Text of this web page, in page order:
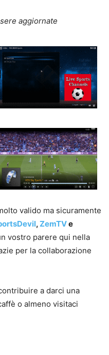
aggiornate
valido ma sicuramente
,ZemTVe
vostro parere qui nella
per la collaborazione
a darci una
o almeno visitaci